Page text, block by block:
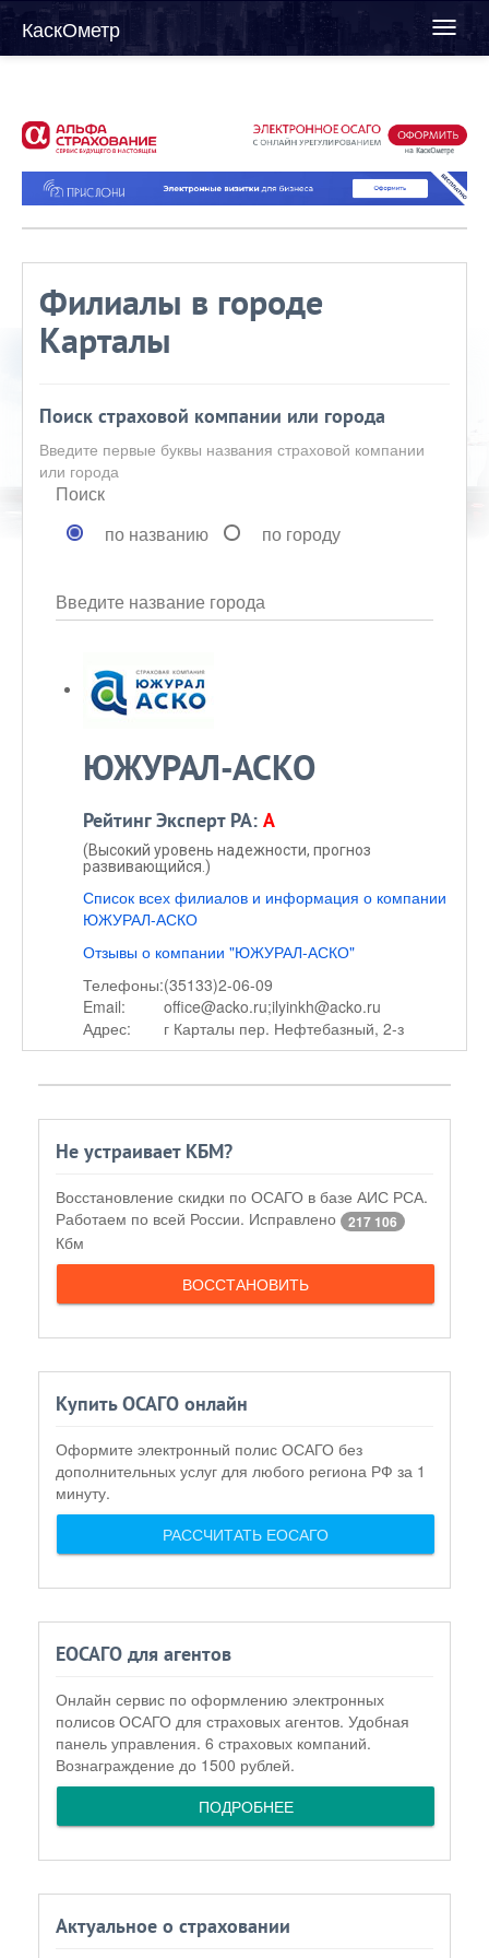
Toggle
КаскОметр
Филиалы в городе
Карталы
Поиск страховой компании или города
Введите первые буквы названия страховой компании
или города
Поиск
по названию
по городу
Введите название города
ЮЖУРАЛ-АСКО
Рейтинг Эксперт РА: A
(Высокий уровень надежности, прогноз
развивающийся.)
Список всех филиалов и информация о компании
ЮЖУРАЛ-АСКО
Отзывы о компании "ЮЖУРАЛ-АСКО"
Телефоны:(35133)2-06-09
Email:
office@acko.ru;ilyinkh@acko.ru
Адрес:
г Карталы пер. Нефтебазный, 2-з
Не устраивает КБМ?
Восстановление скидки по ОСАГО в базе АИС РСА.
Работаем по всей России. Исправлено
217 106
Кбм
ВОССТАНОВИТЬ
Купить ОСАГО онлайн
Оформите электронный полис ОСАГО без
дополнительных услуг для любого региона РФ за 1
минуту.
РАССЧИТАТЬ ЕОСАГО
ЕОСАГО для агентов
Онлайн сервис по оформлению электронных
полисов ОСАГО для страховых агентов. Удобная
панель управления. 6 страховых компаний.
Вознаграждение до 1500 рублей.
ПОДРОБНЕЕ
Актуальное о страховании